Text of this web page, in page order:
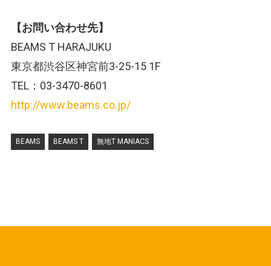
【お問い合わせ先】
BEAMS T HARAJUKU
東京都渋谷区神宮前3-25-15 1F
TEL：03-3470-8601
http://www.beams.co.jp/
BEAMS BEAMS T 無地T MANIACS